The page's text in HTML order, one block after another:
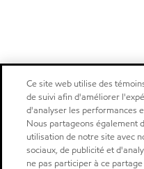
Ce site web utilise des
de suivi afin d'améliorer
d'analyser les performances
Nous partageons également
utilisation de notre site avec
sociaux, de publicité et
ne pas participer à ce